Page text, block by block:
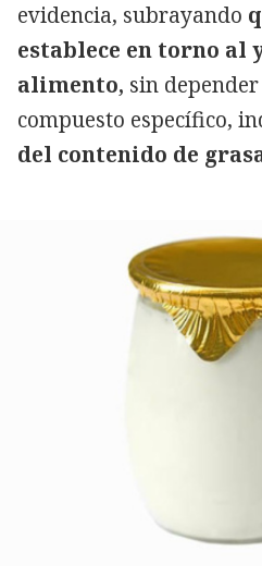
evidencia, subrayando
establece en torno al
alimento, sin
compuesto específico,
del contenido de